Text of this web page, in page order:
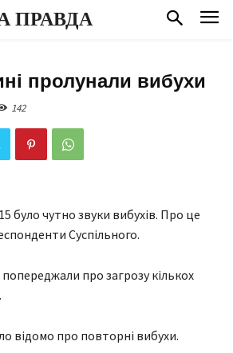
ПРАВДА
пролунали вибухи
142
було чутно звуки вибухів. Про це
Суспільного.
про загрозу кількох
відомо про повторні вибухи.